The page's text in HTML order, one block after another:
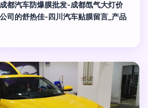
都汽车防爆膜批发-成都氙气大灯价
司的舒热佳-四川汽车贴膜留言_产品